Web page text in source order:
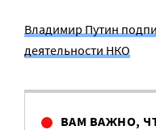
Владимир Путин
деятельности НКО
ВАМ ВАЖНО,